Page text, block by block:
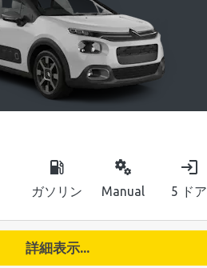
local_gas_station
ガソリン
miscellaneous_services
Manual
login
5 ドア
詳細表示...